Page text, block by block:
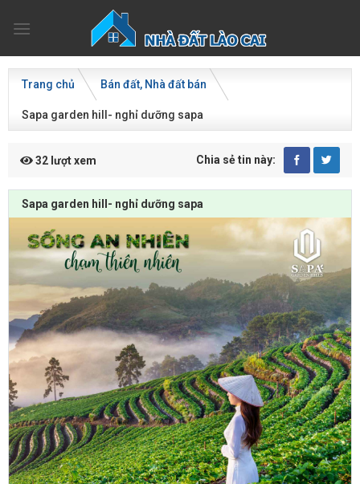
Trang chủ Bán đất Nhà đất bán
Sapa garden hill- nghỉ dưỡng sapa
32 lượt xem Chia sẻ tin này:
Sapa garden hill- nghỉ dưỡng sapa